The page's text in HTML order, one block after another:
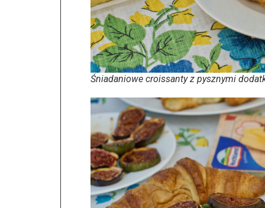
Śniadaniowe croissanty z pysznymi